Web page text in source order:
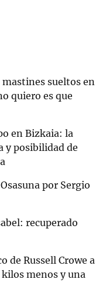
sueltos en
quiero es que
en Bizkaia: la
y posibilidad de
por Sergio
recuperado
de Russell Crowe a
menos y una